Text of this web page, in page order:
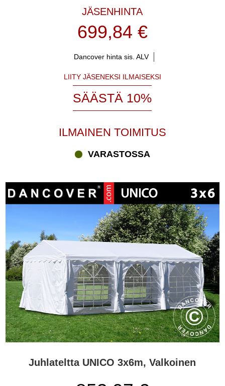
JÄSENHINTA
699,84 €
Dancover hinta sis. ALV
LIITY JÄSENEKSI ILMAISEKSI
SÄÄSTÄ 10%
ILMAINEN TOIMITUS
VARASTOSSA
Juhlateltta UNICO 3x6m, Valkoinen